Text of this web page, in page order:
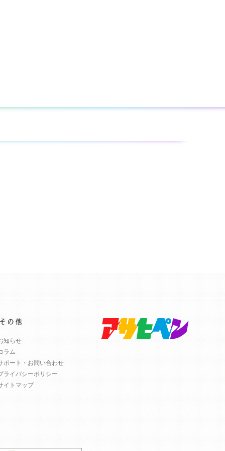
知らせ
ラム
ポート・お問い合わせ
ライバシーポリシー
イトマップ